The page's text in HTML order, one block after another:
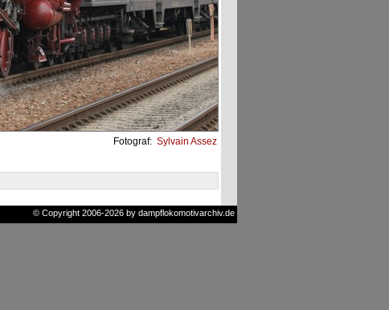
Fotograf: Sylvain Assez
© Copyright 2006-2026 by dampflokomotivarchiv.de